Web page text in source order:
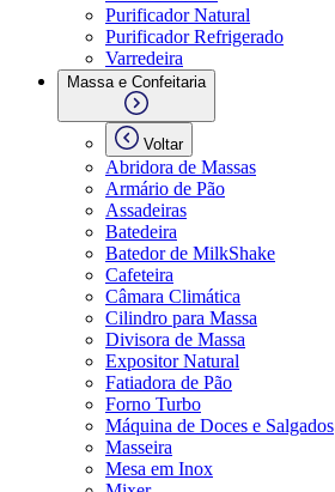
Purificador Natural
Purificador Refrigerado
Varredeira
Massa e Confeitaria
Voltar
Abridora de Massas
Armário de Pão
Assadeiras
Batedeira
Batedor de MilkShake
Cafeteira
Câmara Climática
Cilindro para Massa
Divisora de Massa
Expositor Natural
Fatiadora de Pão
Forno Turbo
Máquina de Doces e Salgados
Masseira
Mesa em Inox